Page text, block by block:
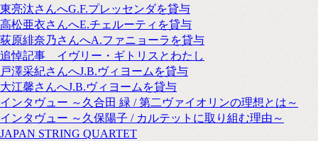
東亮汰さんへG.F.プレッセンダを貸与
高松亜衣さんへE.チェルーティを貸与
荻原緋奈乃さんへA.ファニョーラを貸与
追悼記事 イヴリー・ギトリスとわたし
戸澤采紀さんへJ.B.ヴィヨームを貸与
大江馨さんへJ.B.ヴィヨームを貸与
インタヴュー ～久合田 緑 / 第二ヴァイオリンの理想とは～
インタヴュー ～久保陽子 / カルテットに取り組む理由～
JAPAN STRING QUARTET